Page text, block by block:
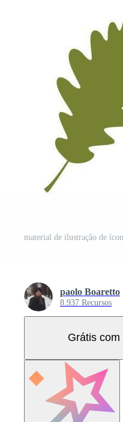
paolo Boaretto
8.937 Recursos
Grátis com